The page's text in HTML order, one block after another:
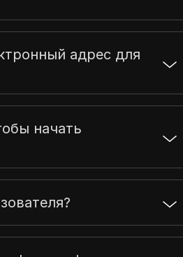
адрес для
начать